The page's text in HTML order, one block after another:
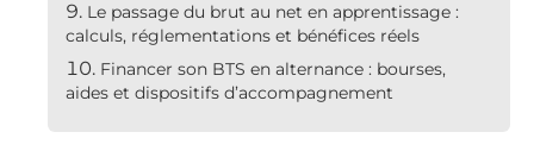
Le passage du brut au net en apprentissage :
calculs, réglementations et bénéfices réels
Financer son BTS en alternance : bourses,
aides et dispositifs d’accompagnement